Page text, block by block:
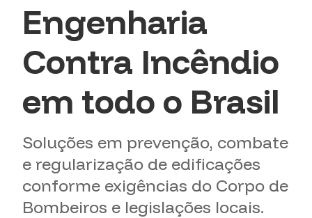
Engenharia
Contra Incêndio
em todo o Brasil
Soluções em prevenção, combate
e regularização de edificações
conforme exigências do Corpo de
Bombeiros e legislações locais.